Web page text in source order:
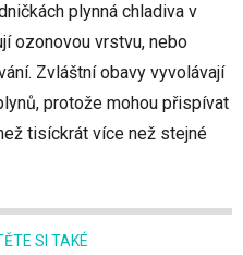
plynná chladiva v
ozonovou vrstvu, nebo
Zvláštní obavy vyvolávají
protože mohou přispívat
tisíckrát více než stejné
SI TAKÉ